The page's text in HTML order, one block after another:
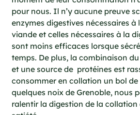
pour nous. Il n’y aucune preuve
enzymes digestives nécessaires à
viande et celles nécessaires à la
sont moins efficaces lorsque
temps. De plus, la combinaison
et une source de protéines est
consommer en collation un bol de
quelques noix de Grenoble, nous
ralentir la digestion de la collation